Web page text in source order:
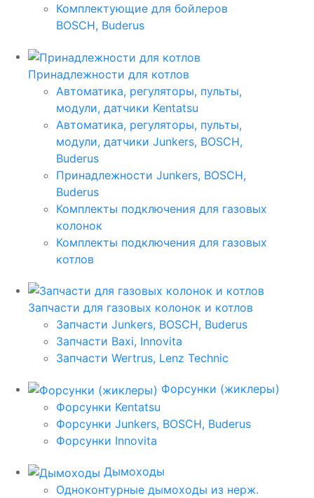
Комплектующие для бойлеров
BOSCH, Buderus
Принадлежности для котлов
Автоматика, регуляторы, пульты,
модули, датчики Kentatsu
Автоматика, регуляторы, пульты,
модули, датчики Junkers, BOSCH,
Buderus
Принадлежности Junkers, BOSCH,
Buderus
Комплекты подключения для газовых
колонок
Комплекты подключения для газовых
котлов
Запчасти для газовых колонок и котлов
Запчасти Junkers, BOSCH, Buderus
Запчасти Baxi, Innovita
Запчасти Wertrus, Lenz Technic
Форсунки (жиклеры)
Форсунки Kentatsu
Форсунки Junkers, BOSCH, Buderus
Форсунки Innovita
Дымоходы
Одноконтурные дымоходы из нерж.